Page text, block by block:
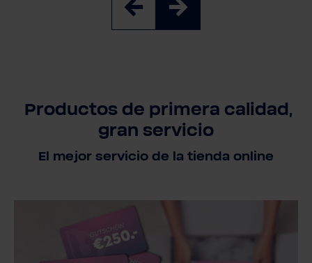
Productos de primera calidad,
gran servicio
El mejor servicio de la tienda online